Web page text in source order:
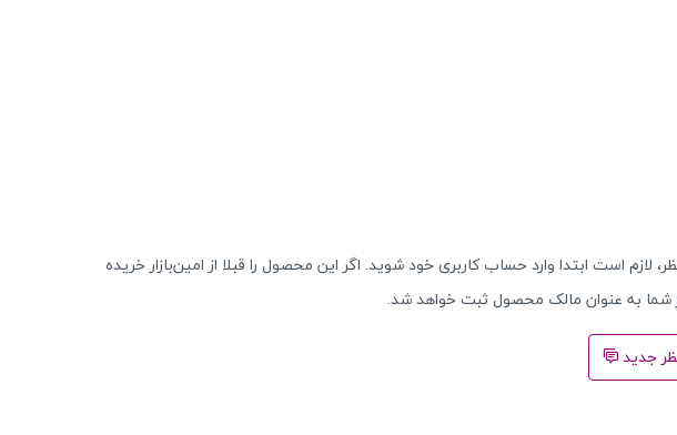
لازم است ابتدا وارد حساب کاربری خود شوید. اگر این محصول را قبلا از امین‌بازار خریده
شما به عنوان مالک محصول ثبت خواهد شد.
جدید